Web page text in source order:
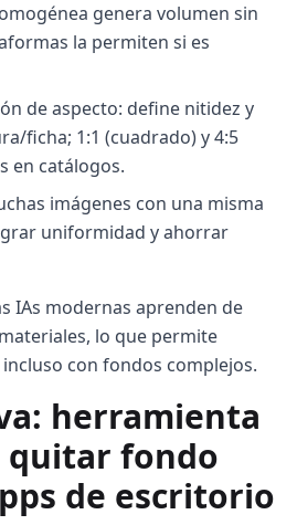
genera volumen sin
la permiten si es
de aspecto: define nitidez y
ficha; 1:1 (cuadrado) y 4:5
en catálogos.
imágenes con una misma
uniformidad y ahorrar
IAs modernas aprenden de
lo que permite
con fondos complejos.
herramienta
quitar fondo
de escritorio